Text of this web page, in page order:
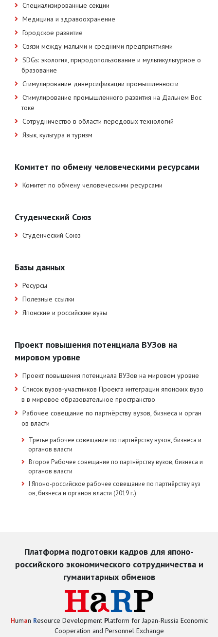
Специализированные секции
Медицина и здравоохранение
Городское развитие
Связи между малыми и средними предприятиями
SDGs: экология, природопользование и мультикультурное о
бразование
Стимулирование диверсификации промышленности
Стимулирование промышленного развития на Дальнем Вос
токе
Сотрудничество в области передовых технологий
Язык, культура и туризм
Комитет по обмену человеческими ресурсами
Комитет по обмену человеческими ресурсами
Студенческий Союз
Студенческий Союз
Базы данных
Ресурсы
Полезные ссылки
Японские и российские вузы
Проект повышения потенциала ВУЗов на
мировом уровне
Проект повышения потенциала ВУЗов на мировом уровне
Список вузов-участников Проекта интеграции японских вузо
в в мировое образовательное пространство
Рабочее совещание по партнёрству вузов, бизнеса и орган
ов власти
Третье рабочее совещание по партнёрству вузов, бизнеса и
органов власти
Второе Рабочее совещание по партнёрству вузов, бизнеса и
органов власти
I Японо-российское рабочее совещание по партнёрству вуз
ов, бизнеса и органов власти (2019 г.)
Платформа подготовки кадров для японо-
российского экономического сотрудничества и
гуманитарных обменов
Human Resource Development Platform for Japan-Russia Economic
Cooperation and Personnel Exchange